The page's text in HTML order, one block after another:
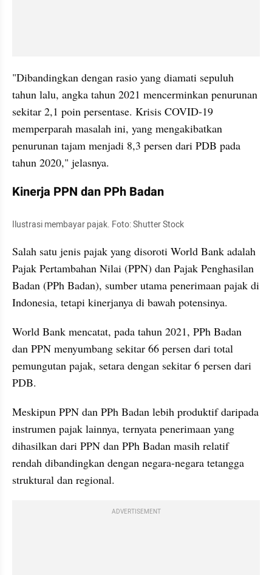
"Dibandingkan dengan rasio yang diamati sepuluh
tahun lalu, angka tahun 2021 mencerminkan penurunan
sekitar 2,1 poin persentase. Krisis COVID-19
memperparah masalah ini, yang mengakibatkan
penurunan tajam menjadi 8,3 persen dari PDB pada
tahun 2020," jelasnya.
Kinerja PPN dan PPh Badan
Ilustrasi membayar pajak. Foto: Shutter Stock
Salah satu jenis pajak yang disoroti World Bank adalah
Pajak Pertambahan Nilai (PPN) dan Pajak Penghasilan
Badan (PPh Badan), sumber utama penerimaan pajak di
Indonesia, tetapi kinerjanya di bawah potensinya.
World Bank mencatat, pada tahun 2021, PPh Badan
dan PPN menyumbang sekitar 66 persen dari total
pemungutan pajak, setara dengan sekitar 6 persen dari
PDB.
Meskipun PPN dan PPh Badan lebih produktif daripada
instrumen pajak lainnya, ternyata penerimaan yang
dihasilkan dari PPN dan PPh Badan masih relatif
rendah dibandingkan dengan negara-negara tetangga
struktural dan regional.
ADVERTISEMENT